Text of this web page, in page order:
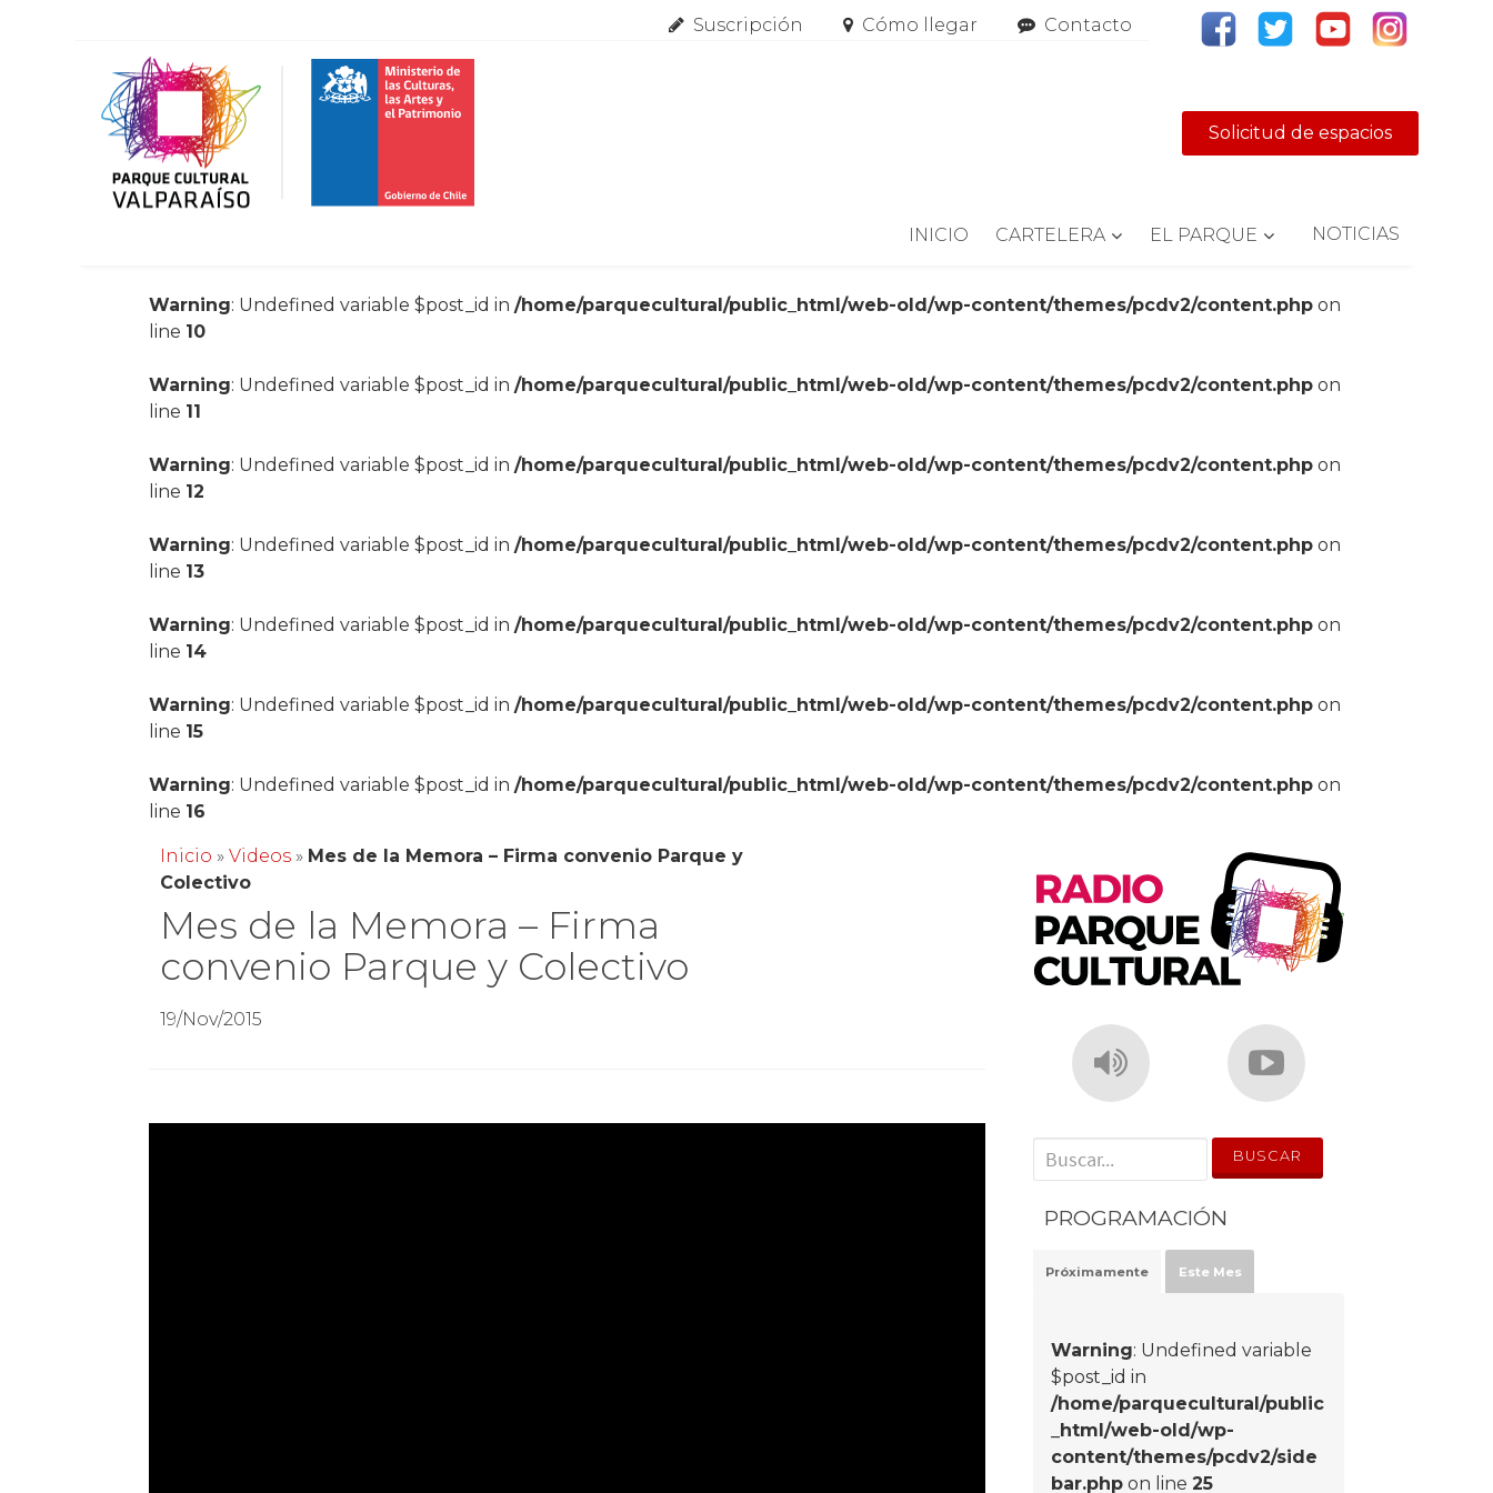
Suscripción Cómo llegar Contacto
Solicitud de espacios
INICIO CARTELERA EL PARQUE NOTICIAS
Warning: Undefined variable $post_id in/home/parquecultural/public_html/web-old/wp-content/themes/pcdv2/content.php on
line 10
Warning: Undefined variable $post_id in/home/parquecultural/public_html/web-old/wp-content/themes/pcdv2/content.php on
line 11
Warning: Undefined variable $post_id in/home/parquecultural/public_html/web-old/wp-content/themes/pcdv2/content.php on
line 12
Warning: Undefined variable $post_id in/home/parquecultural/public_html/web-old/wp-content/themes/pcdv2/content.php on
line 13
Warning: Undefined variable $post_id in/home/parquecultural/public_html/web-old/wp-content/themes/pcdv2/content.php on
line 14
Warning: Undefined variable $post_id in/home/parquecultural/public_html/web-old/wp-content/themes/pcdv2/content.php on
line 15
Warning: Undefined variable $post_id in/home/parquecultural/public_html/web-old/wp-content/themes/pcdv2/content.php on
line 16
Inicio »Videos » Mes de la Memora – Firma convenio Parque y
Colectivo
Mes de la Memora – Firma
convenio Parque y Colectivo
19/Nov/2015
' . __('Search for:') . '
PROGRAMACIÓN
Próximamente Este Mes
Warning: Undefined variable
$post_id in
/home/parquecultural/public
_html/web-old/wp-
content/themes/pcdv2/side
bar.php on line25